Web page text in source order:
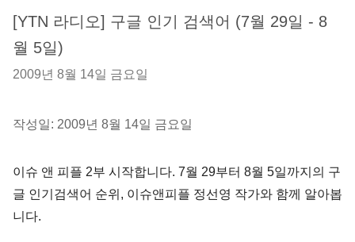
[YTN 라디오] 구글 인기 검색어 (7월 29일 - 8
월 5일)
2009년 8월 14일 금요일
작성일: 2009년 8월 14일 금요일
이슈 앤 피플 2부 시작합니다. 7월 29부터 8월 5일까지의 구
글 인기검색어 순위, 이슈앤피플 정선영 작가와 함께 알아봅
니다.